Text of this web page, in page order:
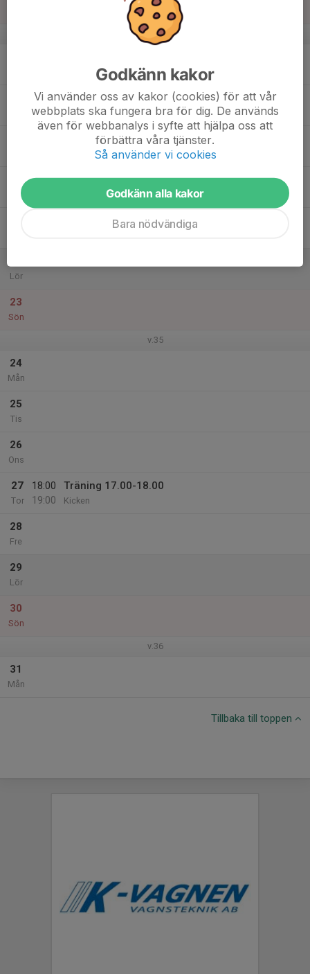
v.34
Tor
18:00
Träning 17.00-18.00
Lör
23
Sön
v.35
24
Mån
25
Tis
26
Ons
27
Tor
18:00
19:00
Träning 17.00-18.00
Kicken
28
Fre
29
Lör
30
Sön
v.36
31
Mån
Tillbaka till toppen
Godkänn kakor
Vi använder oss av kakor (cookies) för att vår
webbplats ska fungera bra för dig. De används
även för webbanalys i syfte att hjälpa oss att
förbättra våra tjänster.
Så använder vi cookies
Godkänn alla kakor
Bara nödvändiga